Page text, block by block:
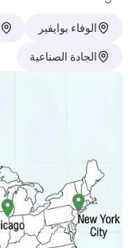
الوفاء بوايفير
الجادة الصناعية